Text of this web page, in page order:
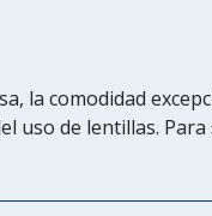
la comodidad
uso de lentillas.